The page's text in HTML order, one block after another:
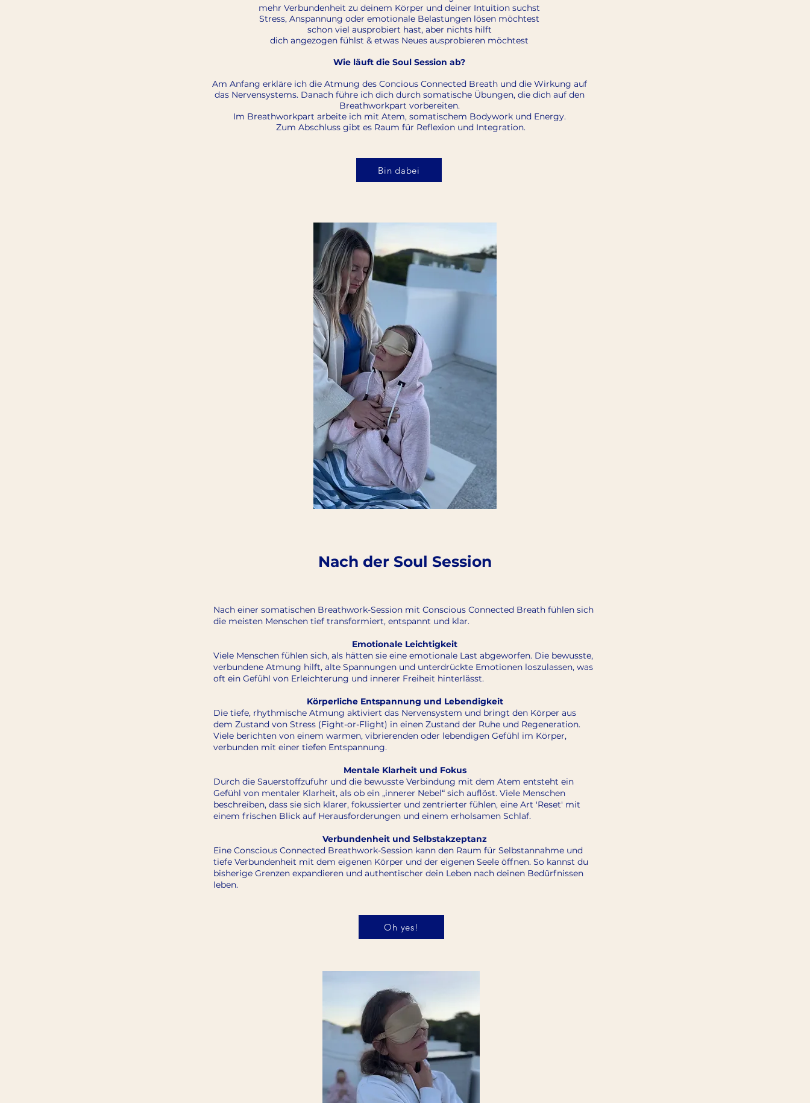
mehr Verbundenheit zu deinem Körper und deiner Intuition suchst
Stress, Anspannung oder emotionale Belastungen lösen möchtest
schon viel ausprobiert hast, aber nichts hilft
dich angezogen fühlst & etwas Neues ausprobieren möchtest
Wie läuft die Soul Session ab?
Am Anfang erkläre ich die Atmung des Concious Connected Breath und die Wirkung auf
das Nervensystems. Danach führe ich dich durch somatische Übungen, die dich auf den
Breathworkpart vorbereiten.
Im Breathworkpart arbeite ich mit Atem, somatischem Bodywork und Energy.
Zum Abschluss gibt es Raum für Reflexion und Integration.
Bin dabei
Nach der Soul Session
Nach einer somatischen Breathwork-Session mit Conscious Connected Breath fühlen sich
die meisten Menschen tief transformiert, entspannt und klar.
Emotionale Leichtigkeit
Viele Menschen fühlen sich, als hätten sie eine emotionale Last abgeworfen. Die bewusste,
verbundene Atmung hilft, alte Spannungen und unterdrückte Emotionen loszulassen, was
oft ein Gefühl von Erleichterung und innerer Freiheit hinterlässt.
Körperliche Entspannung und Lebendigkeit
Die tiefe, rhythmische Atmung aktiviert das Nervensystem und bringt den Körper aus
dem Zustand von Stress (Fight-or-Flight) in einen Zustand der Ruhe und Regeneration.
Viele berichten von einem warmen, vibrierenden oder lebendigen Gefühl im Körper,
verbunden mit einer tiefen Entspannung.
Mentale Klarheit und Fokus
Durch die Sauerstoffzufuhr und die bewusste Verbindung mit dem Atem entsteht ein
Gefühl von mentaler Klarheit, als ob ein „innerer Nebel“ sich auflöst. Viele Menschen
beschreiben, dass sie sich klarer, fokussierter und zentrierter fühlen, eine Art 'Reset' mit
einem frischen Blick auf Herausforderungen und einem erholsamen Schlaf.
Verbundenheit und Selbstakzeptanz
Eine Conscious Connected Breathwork-Session kann den Raum für Selbstannahme und
tiefe Verbundenheit mit dem eigenen Körper und der eigenen Seele öffnen. So kannst du
bisherige Grenzen expandieren und authentischer dein Leben nach deinen Bedürfnissen
leben.
Oh yes!